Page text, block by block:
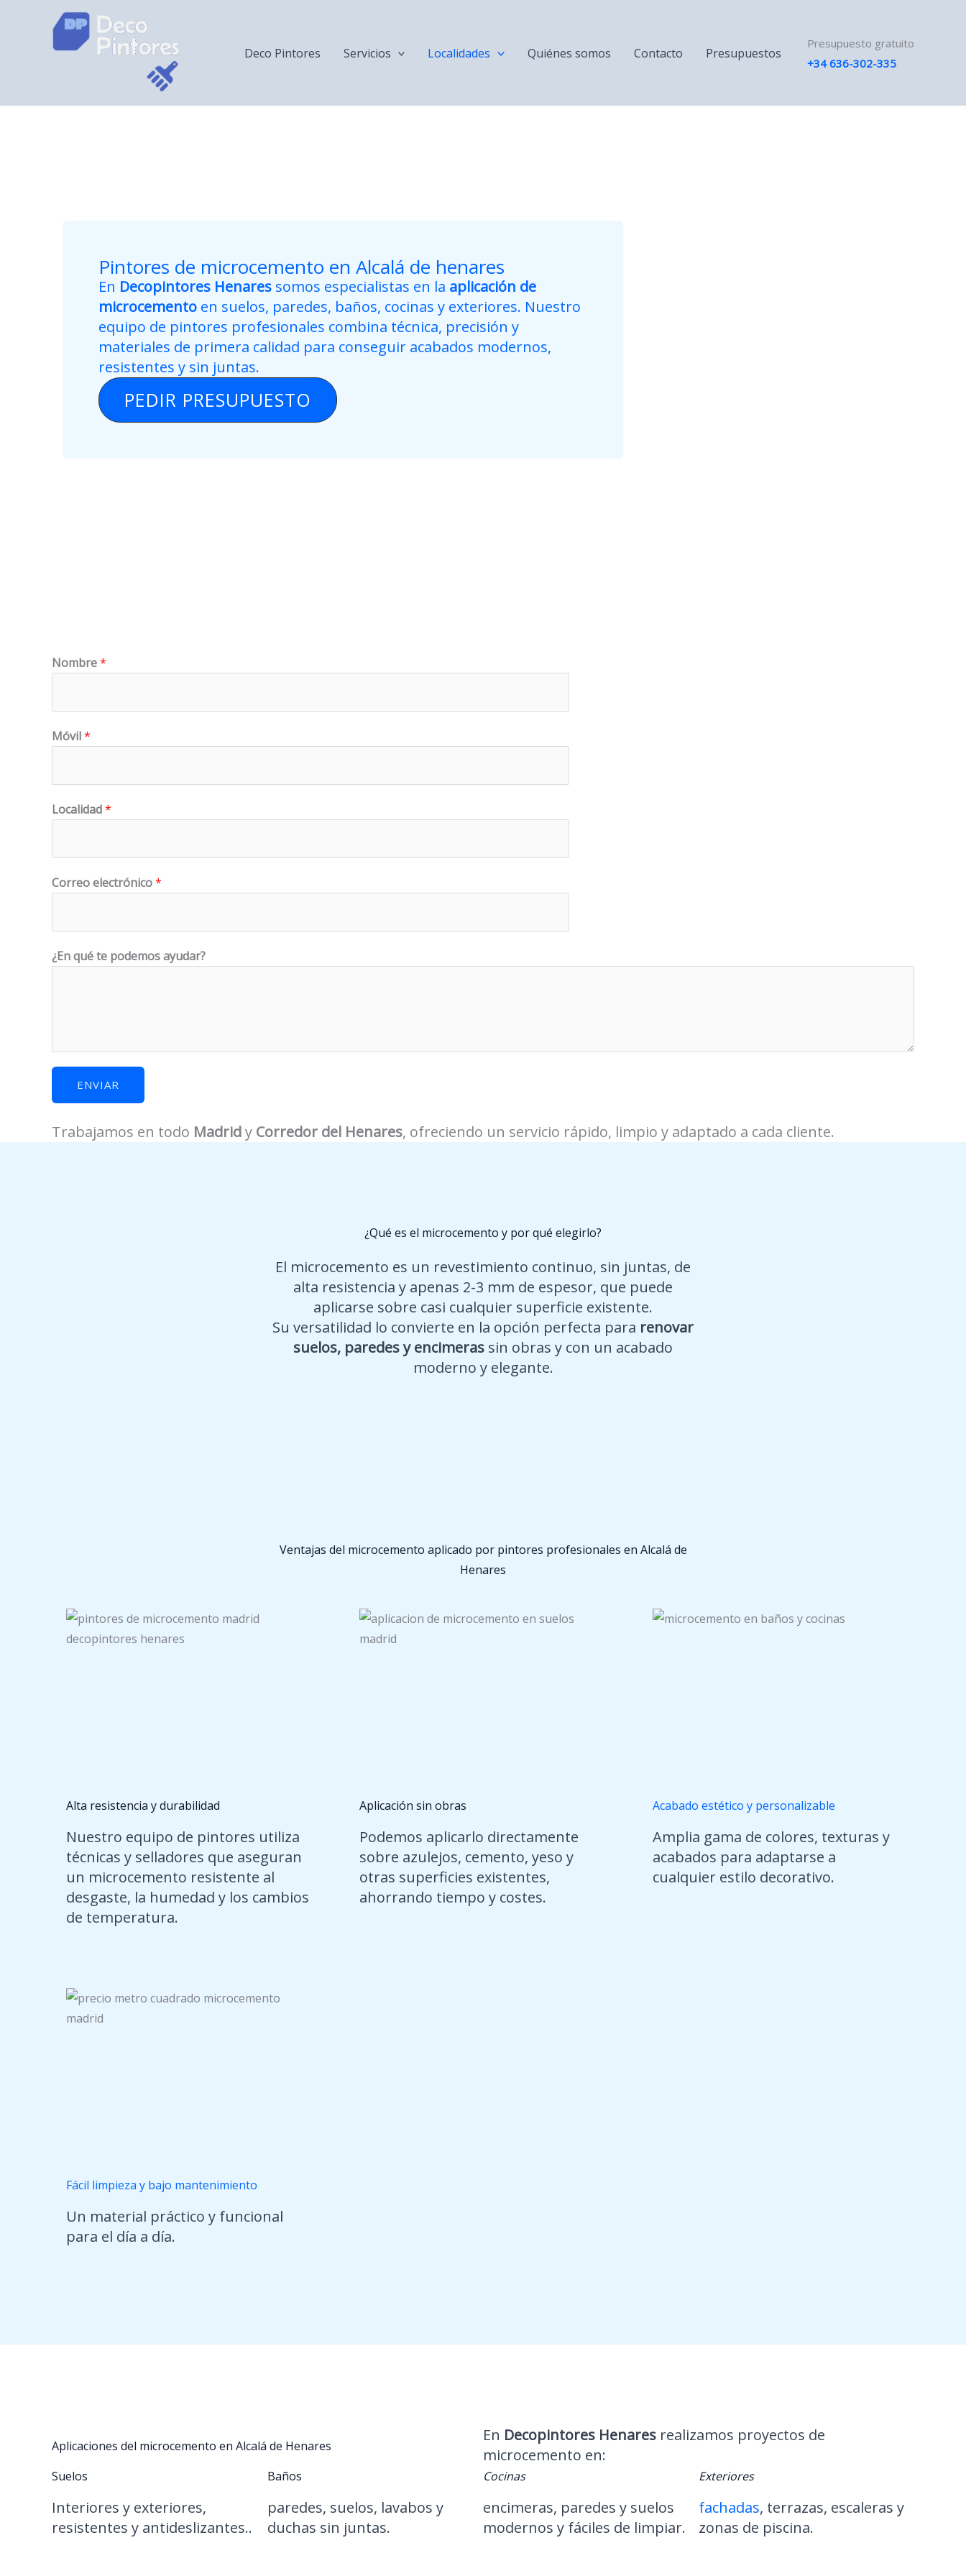
contenido
Deco Pintores Servicios Localidades Quiénes somos Contacto Presupuestos
Presupuesto gratuito
+34 636-302-335
Pintores de microcemento en Alcalá de henares
En Decopintores Henares somos especialistas en la aplicación de
microcemento en suelos, paredes, baños, cocinas y exteriores. Nuestro
equipo de pintores profesionales combina técnica, precisión y
materiales de primera calidad para conseguir acabados modernos,
resistentes y sin juntas.
PEDIR PRESUPUESTO
Nombre*
Móvil*
Localidad*
a
y
d
a
q
é
Correo electrónico*
¿En qué te podemos ayudar?
ENVIAR
Trabajamos en todo Madridy Corredor del Henares, ofreciendo un servicio rápido, limpio y adaptado a cada cliente.
¿Qué es el microcemento y por qué elegirlo?
El microcemento es un revestimiento continuo, sin juntas, de
alta resistencia y apenas 2-3 mm de espesor, que puede
aplicarse sobre casi cualquier superficie existente.
Su versatilidad lo convierte en la opción perfecta para renovar
suelos, paredes y encimeras sin obras y con un acabado
moderno y elegante.
Ventajas del microcemento aplicado por pintores profesionales en Alcalá de
Henares
Alta resistencia y durabilidad
Nuestro equipo de pintores utiliza
técnicas y selladores que aseguran
un microcemento resistente al
desgaste, la humedad y los cambios
de temperatura.
Aplicación sin obras
Podemos aplicarlo directamente
sobre azulejos, cemento, yeso y
otras superficies existentes,
ahorrando tiempo y costes.
Acabado estético y personalizable
Amplia gama de colores, texturas y
acabados para adaptarse a
cualquier estilo decorativo.
Fácil limpieza y bajo mantenimiento
Un material práctico y funcional
para el día a día.
Aplicaciones del microcemento en Alcalá de Henares
En Decopintores Henares realizamos proyectos de
microcemento en:
Suelos
Interiores y exteriores,
resistentes y antideslizantes..
Baños
paredes, suelos, lavabos y
duchas sin juntas.
Cocinas
encimeras, paredes y suelos
modernos y fáciles de limpiar.
Exteriores
fachadas, terrazas, escaleras y
zonas de piscina.